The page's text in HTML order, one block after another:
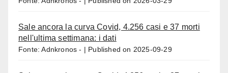
Sale ancora la curva Covid, 4.256 casi e 37 morti
nell'ultima settimana: i dati
Fonte: Adnkronos - Published on 2025-09-29